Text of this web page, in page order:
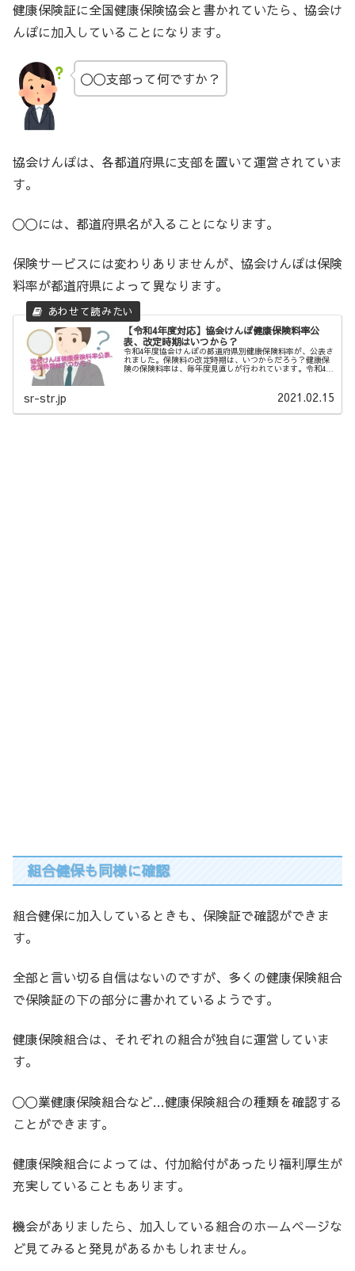
健康保険証に全国健康保険協会と書かれていたら、協会け
んぽに加入していることになります。
〇〇支部って何ですか？
協会けんぽは、各都道府県に支部を置いて運営されていま
す。
〇〇には、都道府県名が入ることになります。
保険サービスには変わりありませんが、協会けんぽは保険
料率が都道府県によって異なります。
【令和4年度対応】協会けんぽ健康保険料率公
表、改定時期はいつから？
令和4年度協会けんぽの都道府県別健康保険料率が、公表さ
れました。保険料の改定時期は、いつからだろう？健康保
険の保険料率は、毎年度見直しが行われています。令和4年
sr-str.jp 2021.02.15
組合健保も同様に確認
組合健保に加入しているときも、保険証で確認ができま
す。
全部と言い切る自信はないのですが、多くの健康保険組合
で保険証の下の部分に書かれているようです。
健康保険組合は、それぞれの組合が独自に運営していま
す。
〇〇業健康保険組合など…健康保険組合の種類を確認する
ことができます。
健康保険組合によっては、付加給付があったり福利厚生が
充実していることもあります。
機会がありましたら、加入している組合のホームページな
ど見てみると発見があるかもしれません。